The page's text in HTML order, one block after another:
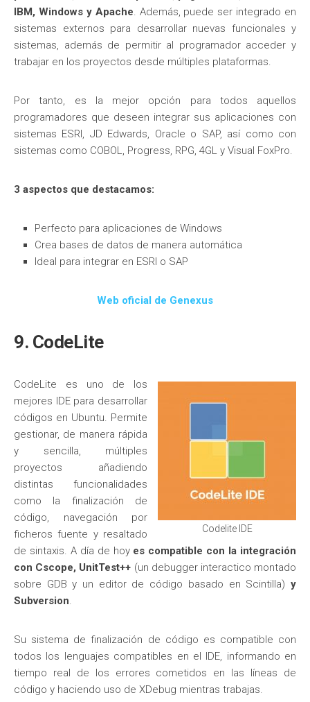
IBM, Windows y Apache. Además, puede ser integrado en
sistemas externos para desarrollar nuevas funcionales y
sistemas, además de permitir al programador acceder y
trabajar en los proyectos desde múltiples plataformas.
Por tanto, es la mejor opción para todos aquellos
programadores que deseen integrar sus aplicaciones con
sistemas ESRI, JD Edwards, Oracle o SAP, así como con
sistemas como COBOL, Progress, RPG, 4GL y Visual FoxPro.
3 aspectos que destacamos:
Perfecto para aplicaciones de Windows
Crea bases de datos de manera automática
Ideal para integrar en ESRI o SAP
Web oficial de Genexus
9. CodeLite
Codelite IDE
CodeLite es uno de los
mejores IDE para desarrollar
códigos en Ubuntu. Permite
gestionar, de manera rápida
y sencilla, múltiples
proyectos añadiendo
distintas funcionalidades
como la finalización de
código, navegación por
ficheros fuente y resaltado
de sintaxis. A día de hoy es compatible con la integración
con Cscope, UnitTest++ (un debugger interactico montado
sobre GDB y un editor de código basado en Scintilla) y
Subversion.
Su sistema de finalización de código es compatible con
todos los lenguajes compatibles en el IDE, informando en
tiempo real de los errores cometidos en las líneas de
código y haciendo uso de XDebug mientras trabajas.